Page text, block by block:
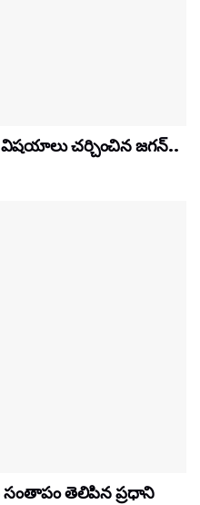
చర్చించిన జగన్..
సంతాపం తెలిపిన ప్రధాని